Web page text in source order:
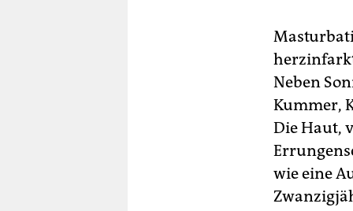
Neben
Kummer,
Die Haut,
wie eine